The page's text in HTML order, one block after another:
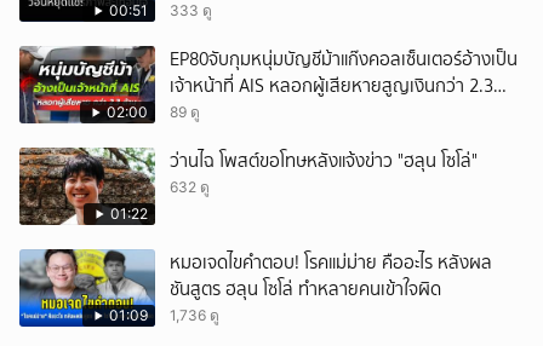
00:51 333 ดู
02:00
EP80จับกุมหนุ่มบัญชีม้าแก๊งคอลเซ็นเตอร์อ้างเป็น
เจ้าหน้าที่ AIS หลอกผู้เสียหายสูญเงินกว่า 2.3
ล้านบาท
89 ดู
01:22
ว่านไฉ โพสต์ขอโทษหลังแจ้งข่าว "ฮลุน โซโล่"
632 ดู
01:09
หมอเจดไขคำตอบ! โรคแม่ม่าย คืออะไร หลังผล
ชันสูตร ฮลุน โซโล่ ทำหลายคนเข้าใจผิด
1,736 ดู